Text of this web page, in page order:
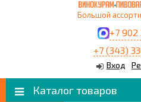
Большой
+7 902
+7 (343)
Вход
Каталог товаров